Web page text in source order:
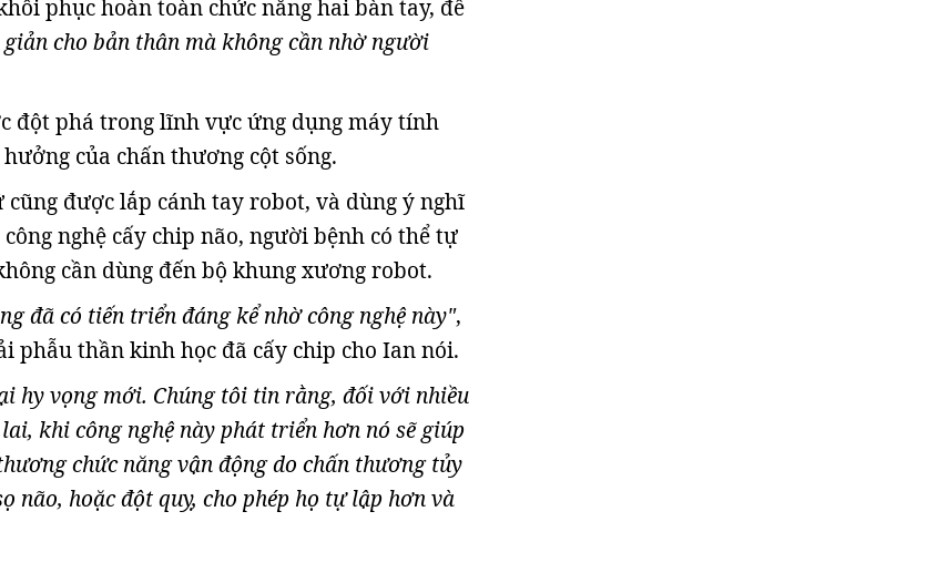
phục hoàn toàn chức năng hai bàn tay, để
cho bản thân mà không cần nhờ người
đột phá trong lĩnh vực ứng dụng máy tính
của chấn thương cột sống.
được lắp cánh tay robot, và dùng ý nghĩ
nghệ cấy chip não, người bệnh có thể tự
cần dùng đến bộ khung xương robot.
đã có tiến triển đáng kể nhờ công nghệ này",
phẫu thần kinh học đã cấy chip cho Ian nói.
hy vọng mới. Chúng tôi tin rằng, đối với nhiều
khi công nghệ này phát triển hơn nó sẽ giúp
chức năng vận động do chấn thương tủy
não, hoặc đột quỵ, cho phép họ tự lập hơn và